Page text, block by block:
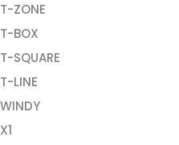
T-ZONE
T-BOX
T-SQUARE
T-LINE
WINDY
X1